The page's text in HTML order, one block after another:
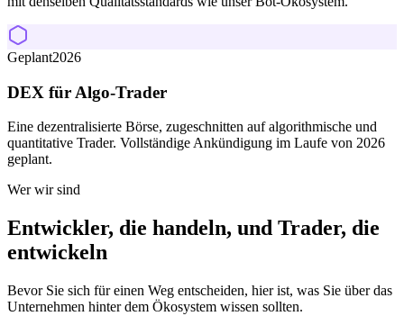
Geplant2026
DEX für Algo-Trader
Eine dezentralisierte Börse, zugeschnitten auf algorithmische und
quantitative Trader. Vollständige Ankündigung im Laufe von 2026
geplant.
Wer wir sind
Entwickler, die handeln, und Trader, die
entwickeln
Bevor Sie sich für einen Weg entscheiden, hier ist, was Sie über das
Unternehmen hinter dem Ökosystem wissen sollten.